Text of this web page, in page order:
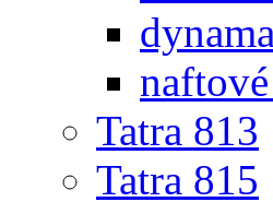
Tatra 813
Tatra 815